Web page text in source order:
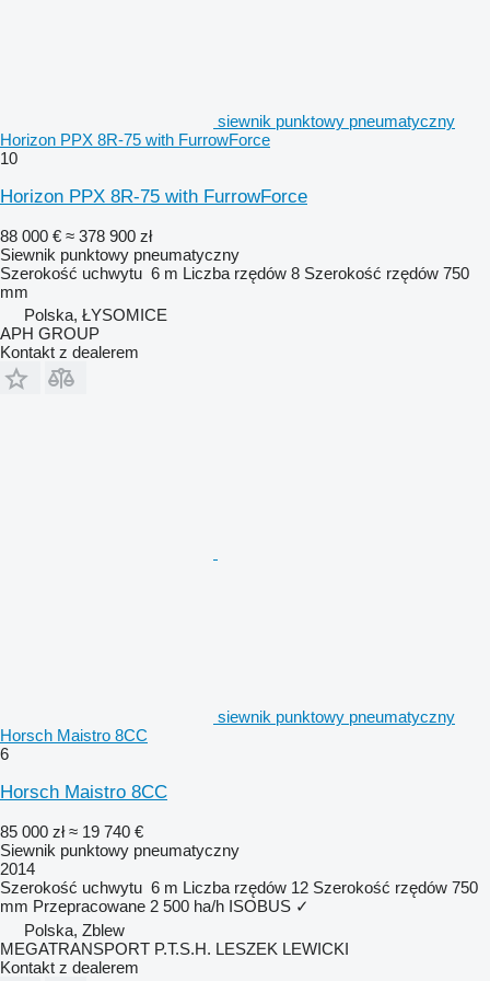
siewnik punktowy pneumatyczny
Horizon PPX 8R-75 with FurrowForce
10
Horizon PPX 8R-75 with FurrowForce
88 000 € ≈ 378 900 zł
Siewnik punktowy pneumatyczny
Szerokość uchwytu 6 m Liczba rzędów 8 Szerokość rzędów 750
mm
Polska, ŁYSOMICE
APH GROUP
Kontakt z dealerem
siewnik punktowy pneumatyczny
Horsch Maistro 8CC
6
Horsch Maistro 8CC
85 000 zł ≈ 19 740 €
Siewnik punktowy pneumatyczny
2014
Szerokość uchwytu 6 m Liczba rzędów 12 Szerokość rzędów 750
mm Przepracowane 2 500 ha/h ISOBUS ✓
Polska, Zblew
MEGATRANSPORT P.T.S.H. LESZEK LEWICKI
Kontakt z dealerem